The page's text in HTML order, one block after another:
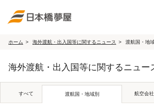
海外航空券
（日本発・海外発・世界一周）
保険・
ホーム 海外渡航・出入国等に関するニュース 渡航国・地
海外渡航・出入国等に関するニュー
すべて 渡航国・地域別 航空会社